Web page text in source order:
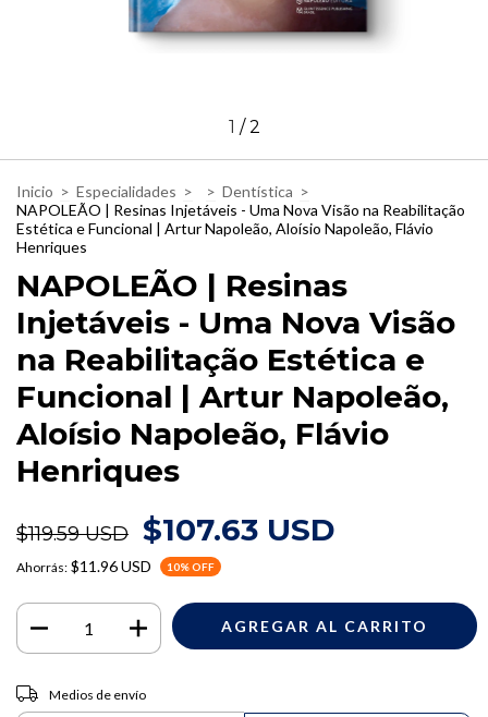
1 /2
Inicio > Especialidades > > Dentística >
NAPOLEÃO | Resinas Injetáveis - Uma Nova Visão na Reabilitação
Estética e Funcional | Artur Napoleão, Aloísio Napoleão, Flávio
Henriques
NAPOLEÃO | Resinas
Injetáveis - Uma Nova Visão
na Reabilitação Estética e
Funcional | Artur Napoleão,
Aloísio Napoleão, Flávio
Henriques
$119.59 USD $107.63 USD
Ahorrás: $11.96 USD 10% OFF
Entregas para el CP:
Medios de envío